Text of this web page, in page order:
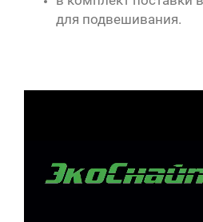
для подвешивания.